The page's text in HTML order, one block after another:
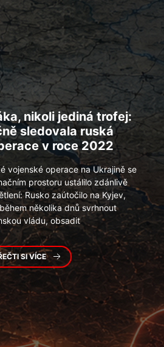
nikoli jediná trofej:
sledovala ruská
v roce 2022
vojenské operace na Ukrajině se
prostoru ustálilo zdánlivě
Rusko zaútočilo na Kyjev,
několika dnů svrhnout
vládu, obsadit
SI VÍCE